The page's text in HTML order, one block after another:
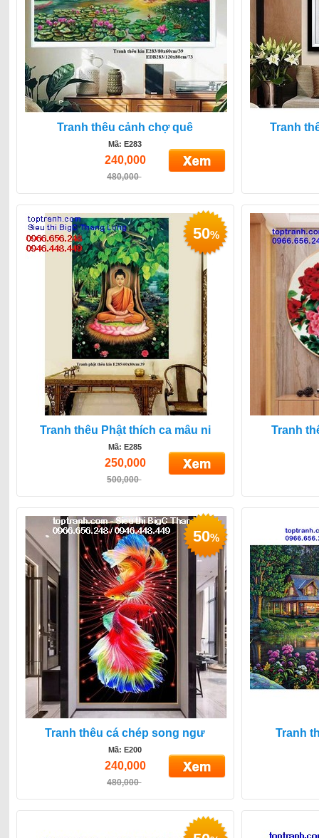
Tranh thêu cảnh chợ quê
Mã: E283
240,000
480,000
Tranh
Tranh thêu Phật thích ca mâu ni
Mã: E285
250,000
500,000
50%
Tranh
Tranh thêu cá chép song ngư
Mã: E200
240,000
480,000
50%
Tranh